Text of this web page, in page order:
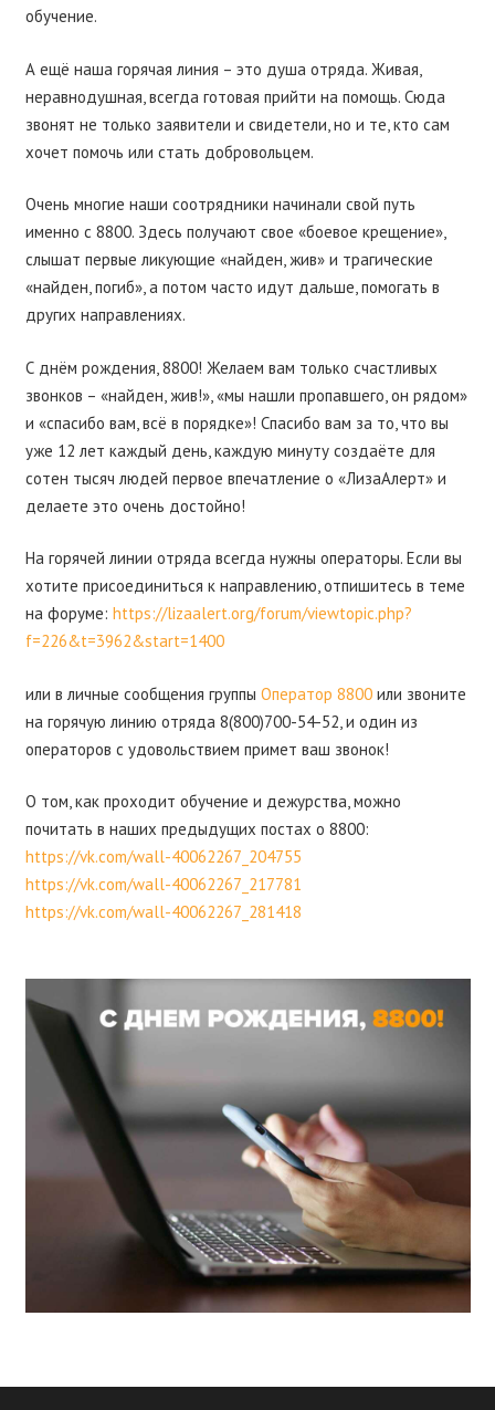
обучение.
А ещё наша горячая линия – это душа отряда. Живая,
неравнодушная, всегда готовая прийти на помощь. Сюда
звонят не только заявители и свидетели, но и те, кто сам
хочет помочь или стать добровольцем.
Очень многие наши соотрядники начинали свой путь
именно с 8800. Здесь получают свое «боевое крещение»,
слышат первые ликующие «найден, жив» и трагические
«найден, погиб», а потом часто идут дальше, помогать в
других направлениях.
С днём рождения, 8800! Желаем вам только счастливых
звонков – «найден, жив!», «мы нашли пропавшего, он рядом»
и «спасибо вам, всё в порядке»! Спасибо вам за то, что вы
уже 12 лет каждый день, каждую минуту создаёте для
сотен тысяч людей первое впечатление о «ЛизаАлерт» и
делаете это очень достойно!
На горячей линии отряда всегда нужны операторы. Если вы
хотите присоединиться к направлению, отпишитесь в теме
на форуме: https://lizaalert.org/forum/viewtopic.php?
f=226&t=3962&start=1400
или в личные сообщения группы Оператор 8800или звоните
на горячую линию отряда 8(800)700-54-52, и один из
операторов с удовольствием примет ваш звонок!
О том, как проходит обучение и дежурства, можно
почитать в наших предыдущих постах о 8800:
https://vk.com/wall-40062267_204755
https://vk.com/wall-40062267_217781
https://vk.com/wall-40062267_281418